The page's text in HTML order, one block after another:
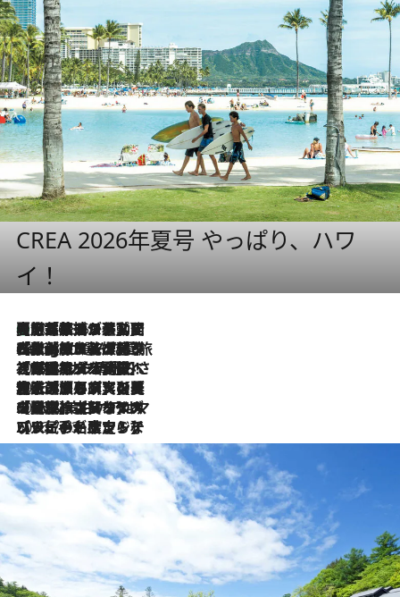
CREA 2026年夏号 やっぱり、ハワ
イ！
2026.8.5
【厳選旅コスメ】国内をあちこち移動する河井菜摘が選んだ夏旅ベストコスメ発表！「リラックスアイテムはマスト」【Mサイズジップ】
2026.8.4
【厳選旅コスメ】「紫外線＆乾燥対策しながらメイク感も！」ヘア＆メイクGeorgeが選んだ夏旅ベストコスメを発表！【Mサイズジップ】
2026.8.3
【厳選旅コスメ】「保湿もタイパ重視！」“サウナ好き”タレント清水みさとが愛用する夏旅ベストコスメを発表！【Mサイズジップ】
2026.8.2
【厳選旅コスメ】美容家・瀬戸麻実の夏旅ベストコスメを発表！「ストレスなく使えるクレンジング＆洗顔は必須」【Mサイズジップ】
2026.8.1
【厳選旅コスメ】「UV＆美白ケアはマスト！」フリーアナウンサー宇賀なつみの夏旅ベストコスメを発表！【Mサイズジップ】
2026.7.23
【リピート確定！】ハワイの名店ランチプレートとサンドイッチ、手が止まらない人気ドーナツ